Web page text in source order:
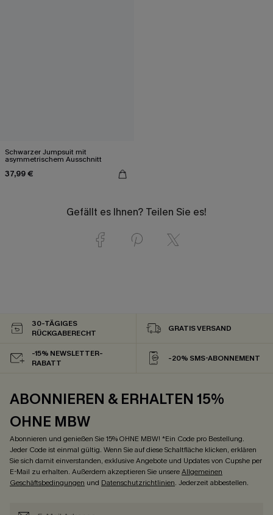
Schwarzer Jumpsuit mit
asymmetrischem Ausschnitt
37,99 €
Gefällt es Ihnen? Teilen Sie es!
30-TÄGIGES
RÜCKGABERECHT
GRATIS VERSAND
-15% NEWSLETTER-
RABATT
-20% SMS-ABONNEMENT
ABONNIEREN & ERHALTEN 15%
OHNE MBW
Abonnieren und genießen Sie 15% OHNE MBW! *Ein Code pro Bestellung.
Jeder Code ist einmal gültig. Wenn Sie auf diese Schaltfläche klicken, erklären
Sie sich damit einverstanden, exklusive Angebote und Updates von Cupshe per
E-Mail zu erhalten. Außerdem akzeptieren Sie unsereAllgemeinen
Geschäftsbedingungen und Datenschutzrichtlinien. Jederzeit abbestellen.